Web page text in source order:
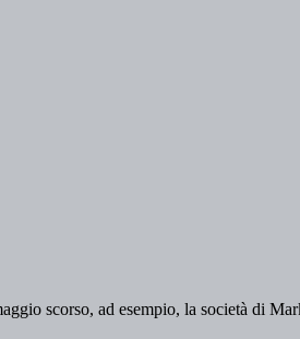
scorso, ad esempio, la società di